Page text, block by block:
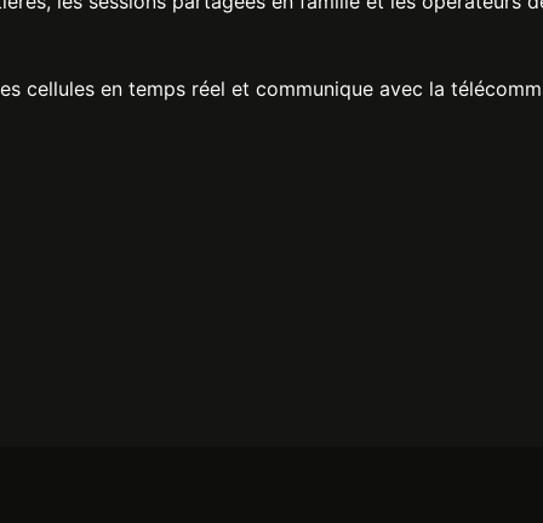
cellules en temps réel et communique avec la